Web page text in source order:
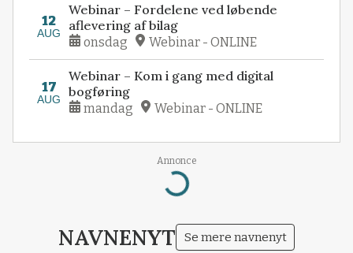
12
AUG
Webinar – Fordelene ved løbende
aflevering af bilag
onsdag Webinar - ONLINE
17
AUG
Webinar – Kom i gang med digital
bogføring
mandag Webinar - ONLINE
Annonce
Loading...
NAVNENYT Se mere navnenyt